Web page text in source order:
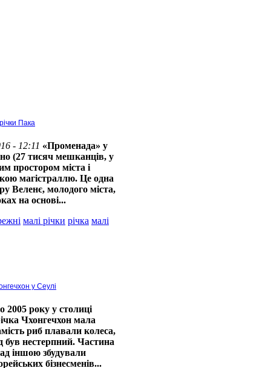
Пака
- 12:11 «Променада» у
(27 тисяч мешканців, у
простором міста і
магістраллю. Це одна
Веленє, молодого міста,
на основі...
малі річки річка малі
у Сеулі
2005 року у столиці
Чхонгечхон мала
риб плавали колеса,
був нестерпний. Частина
іншою збудували
бізнесменів...